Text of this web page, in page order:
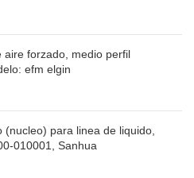
aire forzado, medio perfil
efm elgin
(nucleo) para linea de liquido,
010001, Sanhua